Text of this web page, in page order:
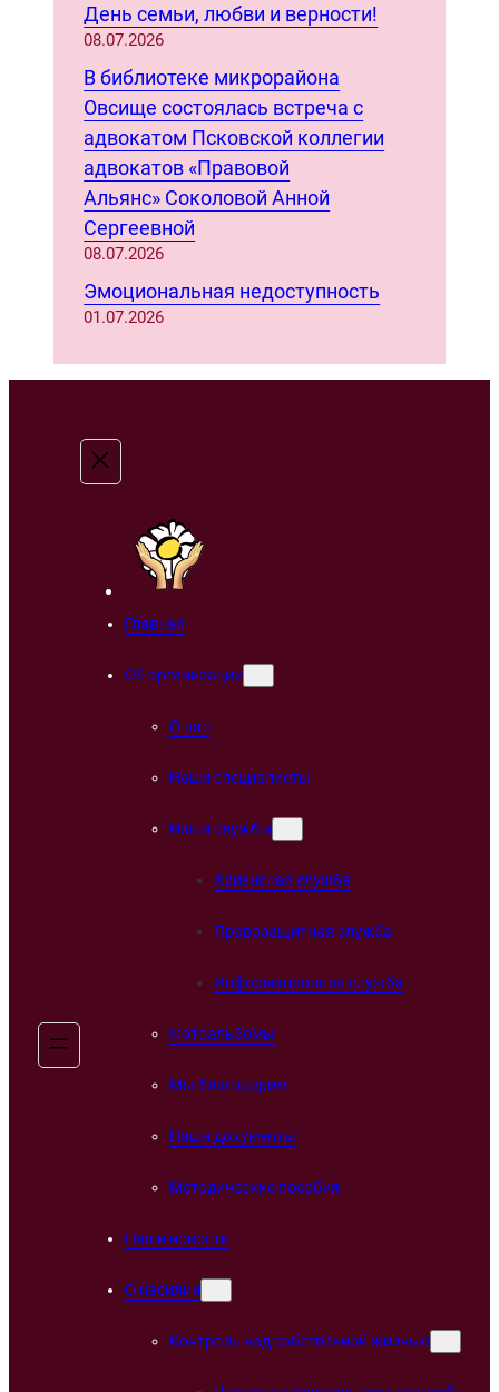
День семьи, любви и верности!
08.07.2026
В библиотеке микрорайона
Овсище состоялась встреча с
адвокатом Псковской коллегии
адвокатов «Правовой
Альянс» Соколовой Анной
Сергеевной
08.07.2026
Эмоциональная недоступность
01.07.2026
Главная
Об организации
О нас
Наши специалисты
Наши службы
Кризисная служба
Правозащитная служба
Информационная служба
Фотоальбомы
Мы благодарим
Наши документы
Методические пособия
Наши новости
О насилии
Контроль над собственной жизнью